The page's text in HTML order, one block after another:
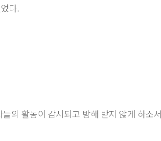
다.
의 활동이 감시되고 방해 받지 않게 하소서